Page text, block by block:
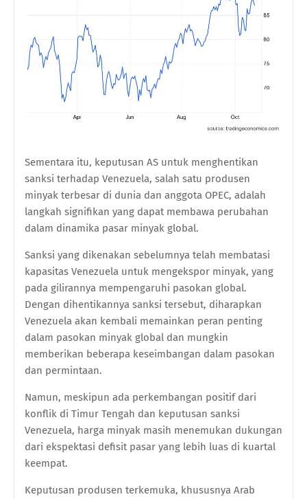
Sementara itu, keputusan AS untuk menghentikan
sanksi terhadap Venezuela, salah satu produsen
minyak terbesar di dunia dan anggota OPEC, adalah
langkah signifikan yang dapat membawa perubahan
dalam dinamika pasar minyak global.
Sanksi yang dikenakan sebelumnya telah membatasi
kapasitas Venezuela untuk mengekspor minyak, yang
pada gilirannya mempengaruhi pasokan global.
Dengan dihentikannya sanksi tersebut, diharapkan
Venezuela akan kembali memainkan peran penting
dalam pasokan minyak global dan mungkin
memberikan beberapa keseimbangan dalam pasokan
dan permintaan.
Namun, meskipun ada perkembangan positif dari
konflik di Timur Tengah dan keputusan sanksi
Venezuela, harga minyak masih menemukan dukungan
dari ekspektasi defisit pasar yang lebih luas di kuartal
keempat.
Keputusan produsen terkemuka, khususnya Arab